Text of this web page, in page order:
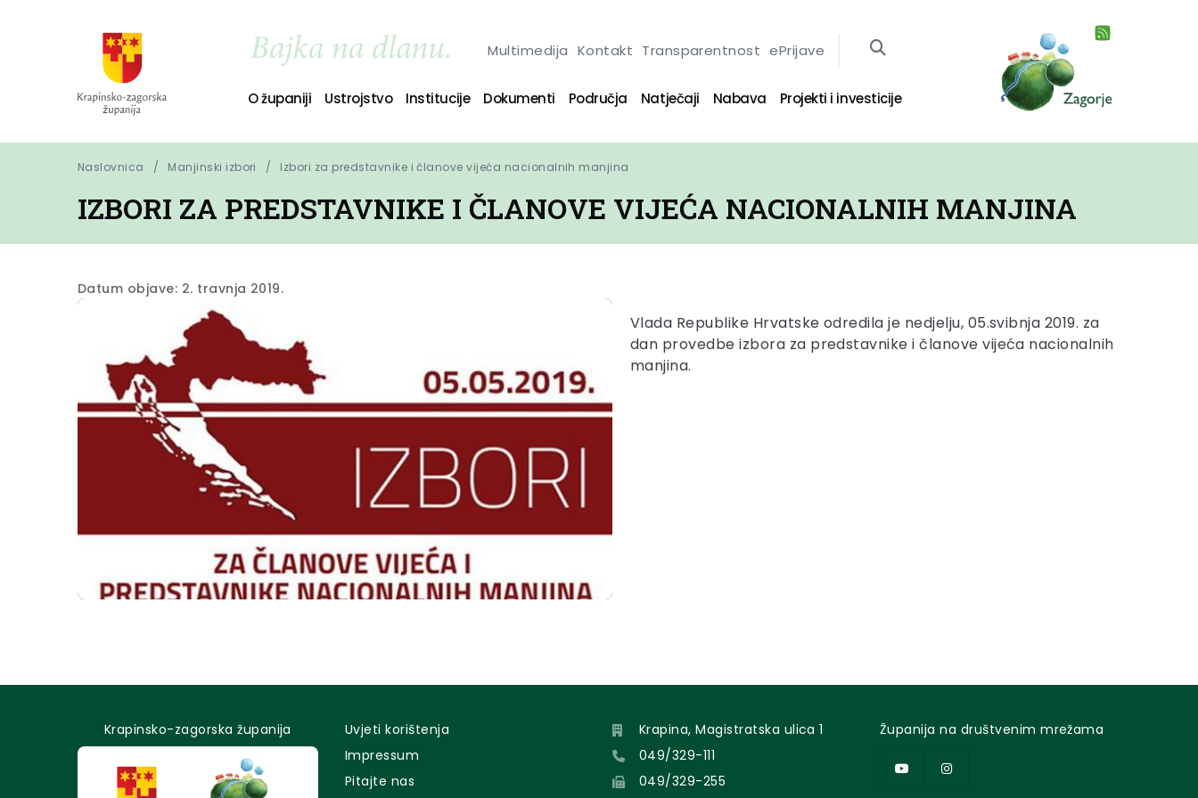
Multimedija Kontakt Transparentnost ePrijave
O županiji Ustrojstvo Institucije Dokumenti Područja Natječaji Nabava Projekti i investicije
Naslovnica Manjinski izbori Izbori za predstavnike i članove vijeća nacionalnih manjina
IZBORI ZA PREDSTAVNIKE I ČLANOVE VIJEĆA NACIONALNIH MANJINA
Datum objave: 2. travnja 2019.
Vlada Republike Hrvatske odredila je nedjelju, 05.svibnja 2019. za
dan provedbe izbora za predstavnike i članove vijeća nacionalnih
manjina.
Krapinsko-zagorska županija
Uvjeti korištenja
Impressum
Pitajte nas
Krapina, Magistratska ulica 1
049/329-111
049/329-255
Županija na društvenim mrežama